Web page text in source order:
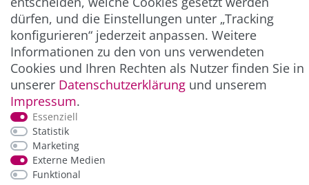
*Alle Preise inkl. der gesetzl. MwSt. zzgl.
und Versandkosten
dürfen, und die Einstellungen unter „Tracking
konfigurieren“ jederzeit anpassen. Weitere
Informationen zu den von uns verwendeten
Cookies und Ihren Rechten als Nutzer finden Sie in
unserer Daten­schutz­erklärung und unserem
Impressum.
Essenziell
Statistik
Marketing
Externe Medien
Funktional